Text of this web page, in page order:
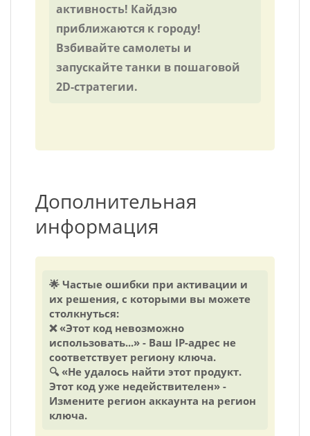
активность! Кайдзю
приближаются к городу!
Взбивайте самолеты и
запускайте танки в пошаговой
2D-стратегии.
Дополнительная
информация
🌟 Частые ошибки при активации и
их решения, с которыми вы можете
столкнуться:
❌ «Этот код невозможно
использовать...» - Ваш IP-адрес не
соответствует региону ключа.
🔍 «Не удалось найти этот продукт.
Этот код уже недействителен» -
Измените регион аккаунта на регион
ключа.